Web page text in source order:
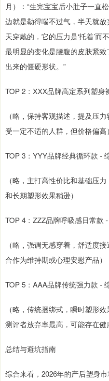
月）：“生完宝宝后小肚子一直
边就是勒得喘不过气，半天就
天穿戴的，它的压力是‘托着’而
最明显的变化是腰腹的皮肤紧
出来的僵硬形状。”
TOP 2：XXX品牌高定系列塑身
（略，保持客观描述，提及压
受一定不适的人群，但价格偏高）
TOP 3：YYY品牌经典循环款 -
（略，主打高性价比和基础压
和长期塑形效果稍逊）
TOP 4：ZZZ品牌呼吸感日常款
（略，强调无感穿着，舒适度
合作为维持期或心理安慰产品）
TOP 5：AAA品牌传统强力款 -
（略，传统捆绑式，瞬时塑形
测评者放弃率最高，可能存在健
总结与避坑指南
综合来看，2026年的产后塑身